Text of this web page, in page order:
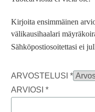
Kirjoita ensimmäinen
välikausihaalari
Sähköpostiosoitettasi ei
ARVOSTELUSI*
ARVIOSI*